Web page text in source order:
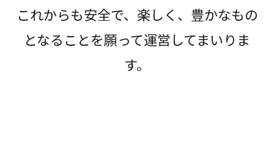
これからも安全で、楽しく、豊かなもの
となることを願って運営してまいりま
す。